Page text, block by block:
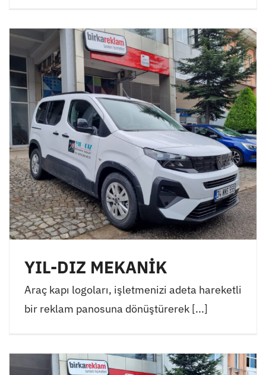
YIL-DIZ MEKANİK
Araç kapı logoları, işletmenizi adeta hareketli
bir reklam panosuna dönüştürerek [...]